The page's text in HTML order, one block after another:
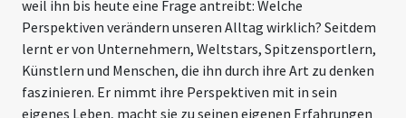
weil ihn bis heute eine Frage antreibt: Welche
Perspektiven verändern unseren Alltag wirklich? Seitdem
lernt er von Unternehmern, Weltstars, Spitzensportlern,
Künstlern und Menschen, die ihn durch ihre Art zu denken
faszinieren. Er nimmt ihre Perspektiven mit in sein
eigenes Leben, macht sie zu seinen eigenen Erfahrungen